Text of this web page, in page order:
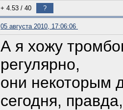
+ 4.53 / 40 ?
05 августа 2010, 17:06:06
А я хожу
регулярно,
они некоторым
сегодня,